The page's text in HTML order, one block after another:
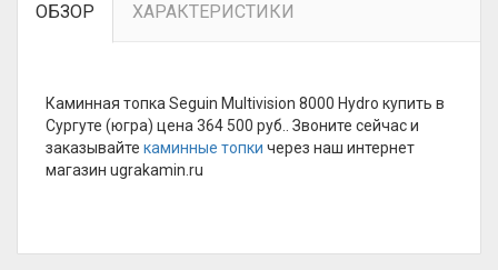
ОБЗОР ХАРАКТЕРИСТИКИ
Каминная топка Seguin Multivision 8000 Hydro купить в
Сургуте (югра) цена 364 500 руб.. Звоните сейчас и
заказывайте каминные топки через наш интернет
магазин ugrakamin.ru